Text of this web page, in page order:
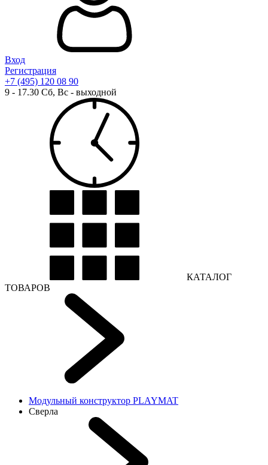
Вход
Регистрация
+7 (495) 120 08 90
9 - 17.30 Сб, Вс - выходной
КАТАЛОГ
ТОВАРОВ
Модульный конструктор PLAYMAT
Сверла